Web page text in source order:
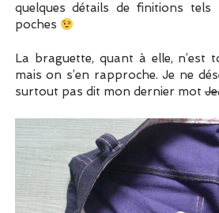
quelques détails de finitions tels
poches
La braguette, quant à elle, n’est
mais on s’en rapproche. Je ne
surtout pas dit mon dernier mot